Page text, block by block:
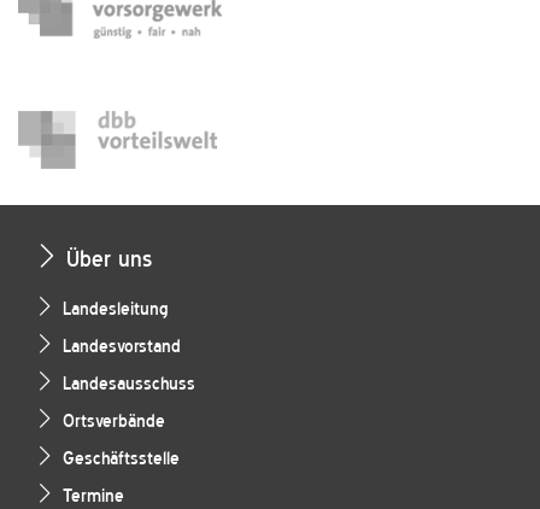
Über uns
Landesleitung
Landesvorstand
Landesausschuss
Ortsverbände
Geschäftsstelle
Termine